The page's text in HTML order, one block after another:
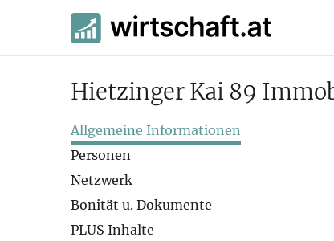
Hietzinger Kai 89
Allgemeine Informationen
Personen
Netzwerk
Bonität u. Dokumente
PLUS Inhalte